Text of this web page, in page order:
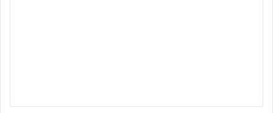
т